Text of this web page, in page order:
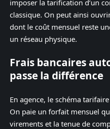
imposer la tarification d’un
classique. On peut ainsi
dont le coût mensuel reste
un réseau physique.
Frais bancaires
passe la différence
En agence, le schéma
On paie un forfait mensuel
virements et la tenue de